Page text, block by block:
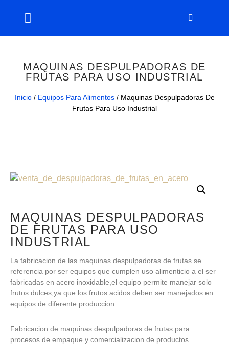
MAQUINAS DESPULPADORAS DE
FRUTAS PARA USO INDUSTRIAL
Inicio/ Equipos Para Alimentos/ Maquinas Despulpadoras De
Frutas Para Uso Industrial
MAQUINAS DESPULPADORAS
DE FRUTAS PARA USO
INDUSTRIAL
La fabricacion de las maquinas despulpadoras de frutas se
referencia por ser equipos que cumplen uso alimenticio a el ser
fabricadas en acero inoxidable,el equipo permite manejar solo
frutos dulces,ya que los frutos acidos deben ser manejados en
equipos de diferente produccion.
Fabricacion de maquinas despulpadoras de frutas para
procesos de empaque y comercializacion de productos.